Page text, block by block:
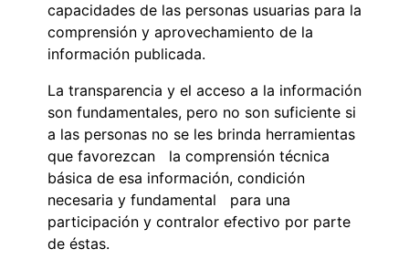
capacidades de las personas usuarias para la
comprensión y aprovechamiento de la
información publicada.
La transparencia y el acceso a la información
son fundamentales, pero no son suficiente si
a las personas no se les brinda herramientas
que favorezcan la comprensión técnica
básica de esa información, condición
necesaria y fundamental para una
participación y contralor efectivo por parte
de éstas.